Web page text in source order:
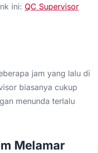
ini: QC Supervisor
jam yang lalu di
biasanya cukup
menunda terlalu
Melamar